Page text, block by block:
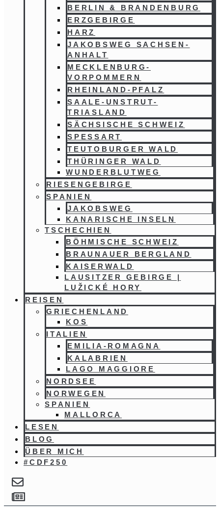
BERLIN & BRANDENBURG
ERZGEBIRGE
HARZ
JAKOBSWEG SACHSEN-
ANHALT
MECKLENBURG-
VORPOMMERN
RHEINLAND-PFALZ
SAALE-UNSTRUT-
TRIASLAND
SÄCHSISCHE SCHWEIZ
SPESSART
TEUTOBURGER WALD
THÜRINGER WALD
WUNDERBLUTWEG
RIESENGEBIRGE
SPANIEN
JAKOBSWEG
KANARISCHE INSELN
TSCHECHIEN
BÖHMISCHE SCHWEIZ
BRAUNAUER BERGLAND
KAISERWALD
LAUSITZER GEBIRGE |
LUŽICKÉ HORY
REISEN
GRIECHENLAND
KOS
ITALIEN
EMILIA-ROMAGNA
KALABRIEN
LAGO MAGGIORE
NORDSEE
NORWEGEN
SPANIEN
MALLORCA
LESEN
BLOG
ÜBER MICH
#CDF250